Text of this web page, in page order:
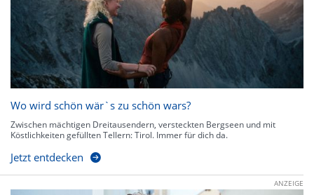
Wo wird schön wär`s zu schön wars?
Zwischen mächtigen Dreitausendern, versteckten Bergseen und mit
Köstlichkeiten gefüllten Tellern: Tirol. Immer für dich da.
Jetzt entdecken
ANZEIGE